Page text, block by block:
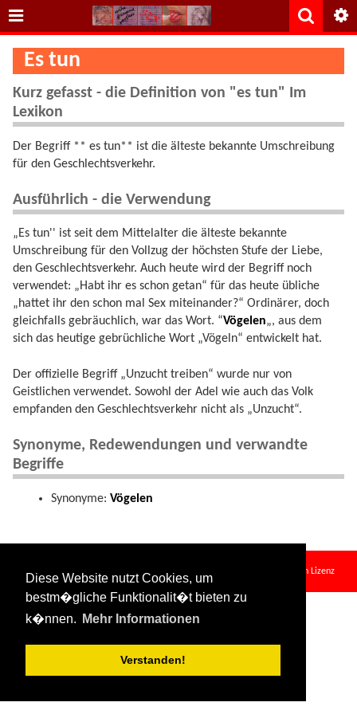
Diese Website nutzt Cookies, um
bestm�gliche Funktionalit�t bieten zu
k�nnen.
Mehr Informationen
Verstanden!
Es tun
Kurz gefasst - die Definition von "es tun" Im
Lexikon
Der Begriff ** es tun** ist die älteste bekannte Umschreibung
für den Geschlechtsverkehr.
Ausführlich - die Verwendung
„Es tun'' ist seit dem Mittelalter die älteste bekannte
Umschreibung für den Vollzug der höchsten Stufe der Liebe,
den Geschlechtsverkehr. Auch heute wird der Begriff noch
verwendet: „Habt ihr es schon getan“ für das heute übliche
„hattet ihr den schon mal Sex miteinander?“ Ordinärer, doch
gleichfalls gebräuchlich, war das Wort. “Vögelen„, aus dem
sich das heutige gebrüchliche Wort „Vögeln“ entwickelt hat.
Der offizielle Begriff „Unzucht treiben“ wurde nur von
Geistlichen verwendet. Sowohl der Adel wie auch das Volk
empfanden den Geschlechtsverkehr nicht als „Unzucht“.
Synonyme, Redewendungen und verwandte
Begriffe
Synonyme: Vögelen
Falls nicht anders bezeichnet, ist der Inhalt dieses Wikis unter der folgenden Lizenz
veröffentlicht:
CC Attribution-Share Alike 4.0 International